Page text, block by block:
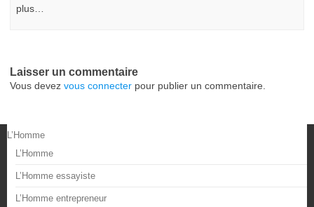
plus…
Laisser un commentaire
Vous devez vous connecter pour publier un commentaire.
L’Homme
L’Homme
L’Homme essayiste
L’Homme entrepreneur